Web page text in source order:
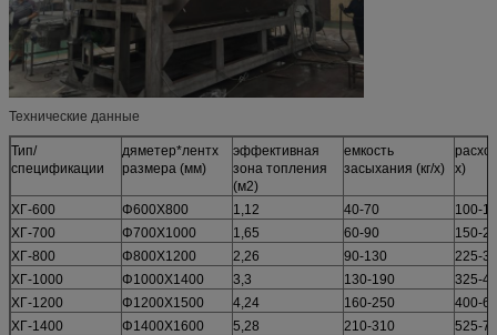
Технические данные
Тип/
спецификации
дяметер*лентх
размера (мм)
эффективная
зона топления
(м2)
емкость
засыхания (кг/х)
х)
ХГ-600 Φ600Χ800 1,12 40-70
100-
ХГ-700
Φ700Χ1000 1,65 60-90
150-
ХГ-800
Φ800Χ1200 2,26 90-130
225-
ХГ-1000
Φ1000Χ1400 3,3 130-190
325-
ХГ-1200
Φ1200Χ1500 4,24 160-250
400-
ХГ-1400
Φ1400Χ1600 5,28 210-310
525-